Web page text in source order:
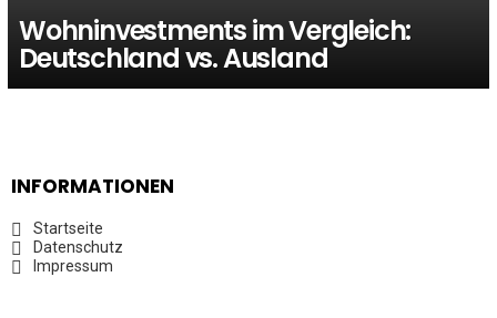
Wohninvestments im Vergleich:
Deutschland vs. Ausland
INFORMATIONEN
Startseite
Datenschutz
Impressum